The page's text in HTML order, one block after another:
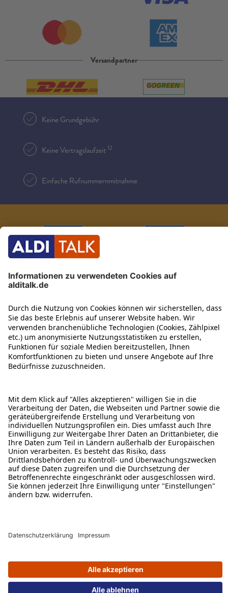
Versandpartner
Keine Grundgebühr
Keine Vertragslaufzeit12
Einfache Rufnummernmitnahme
ÜBER DIESE SEITE
ALDI TALK WEBSHOP
ALDI TALK MOBILFUNK
HILFE-THEMEN
ALDI SERVICES